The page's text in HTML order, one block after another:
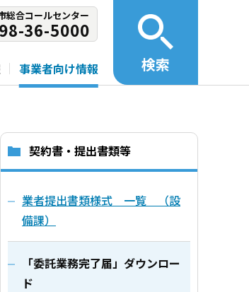
総合コールセンター
36-5000
事業者向け情報 検索
契約書・提出書類等
業者提出書類様式 一覧 （設
備課）
「委託業務完了届」ダウンロー
ド